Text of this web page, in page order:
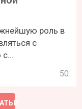
роль в
с
50